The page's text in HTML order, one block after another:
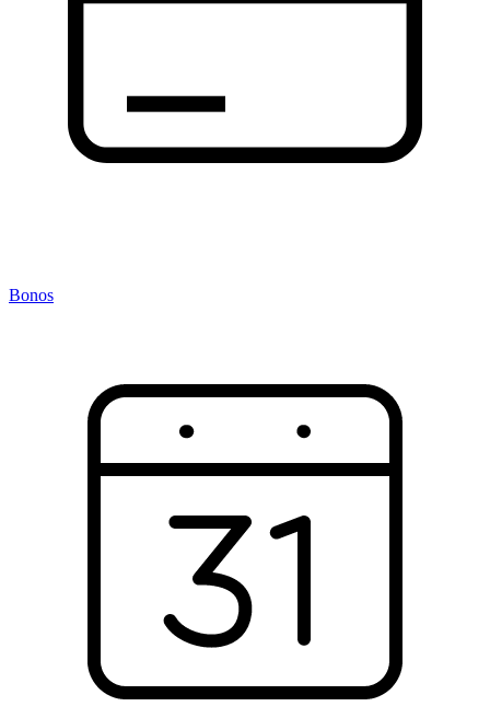
Bonos